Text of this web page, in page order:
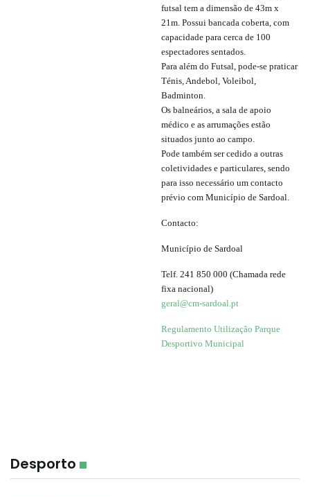
Desporto
futsal tem a dimensão de 43m x
21m. Possui bancada coberta, com
capacidade para cerca de 100
espectadores sentados.
Para além do Futsal, pode-se praticar
Ténis, Andebol, Voleibol,
Badminton.
Os balneários, a sala de apoio
médico e as arrumações estão
situados junto ao campo.
Pode também ser cedido a outras
coletividades e particulares, sendo
para isso necessário um contacto
prévio com Município de Sardoal.
Contacto:
Município de Sardoal
Telf. 241 850 000 (Chamada rede
fixa nacional)
geral@cm-sardoal.pt
Regulamento Utilização Parque
Desportivo Municipal